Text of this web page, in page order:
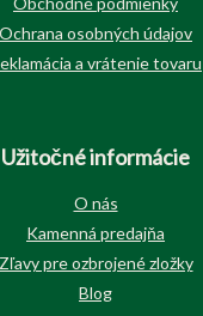
Ochrana osobných údajov
a vrátenie tovaru
Užitočné informácie
O nás
Kamenná predajňa
Zľavy pre ozbrojené zložky
Blog